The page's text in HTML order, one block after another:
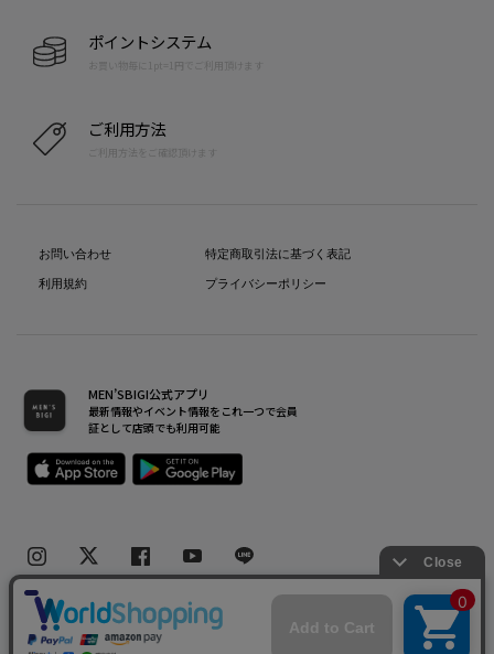
ポイントシステム
お買い物毎に1pt=1円でご利用頂けます
ご利用方法
ご利用方法をご確認頂けます
お問い合わせ
利用規約
特定商取引法に基づく表記
プライバシーポリシー
MEN’SBIGI公式アプリ
最新情報やイベント情報をこれ一つで会員
証として店頭でも利用可能
Copyright(C) Bigi Co.,Ltd.All Rights Reserved.